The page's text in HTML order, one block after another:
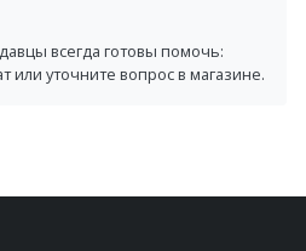
всегда готовы помочь:
или уточните вопрос в магазине.